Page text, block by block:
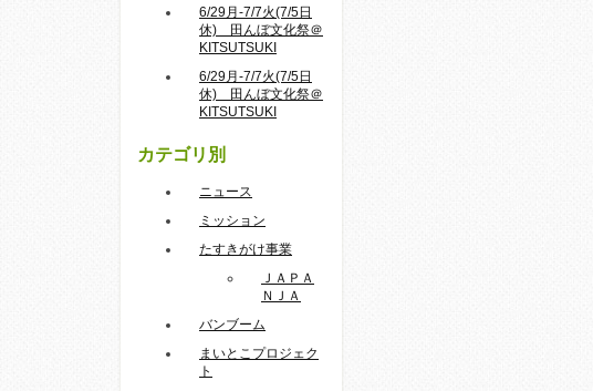
6/29月-7/7火(7/5日
休) 田んぼ文化祭＠
KITSUTSUKI
6/29月-7/7火(7/5日
休) 田んぼ文化祭＠
KITSUTSUKI
カテゴリ別
ニュース
ミッション
たすきがけ事業
ＪＡＰＡ
ＮＪＡ
バンブーム
まいとこプロジェク
ト